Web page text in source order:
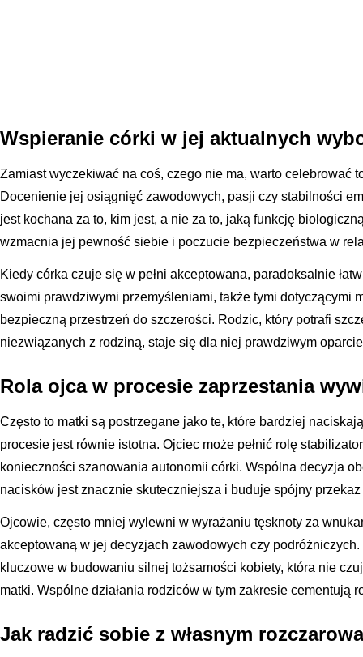
Wspieranie córki w jej aktualnych
Zamiast wyczekiwać na coś, czego nie ma, warto celebrować
Docenienie jej osiągnięć zawodowych, pasji czy stabilności
jest kochana za to, kim jest, a nie za to, jaką funkcję
wzmacnia jej pewność siebie i poczucie bezpieczeństwa w
Kiedy córka czuje się w pełni akceptowana, paradoksalnie
swoimi prawdziwymi przemyśleniami, także tymi dotyczącymi
bezpieczną przestrzeń do szczerości. Rodzic, który potrafi
niezwiązanych z rodziną, staje się dla niej prawdziwym
Rola ojca w procesie zaprzestania
Często to matki są postrzegane jako te, które bardziej
procesie jest równie istotna. Ojciec może pełnić rolę
konieczności szanowania autonomii córki. Wspólna decyzja
nacisków jest znacznie skuteczniejsza i buduje spójny przekaz
Ojcowie, często mniej wylewni w wyrażaniu tęsknoty za
akceptowaną w jej decyzjach zawodowych czy
kluczowe w budowaniu silnej tożsamości kobiety, która nie
matki. Wspólne działania rodziców w tym zakresie cementują
Jak radzić sobie z własnym